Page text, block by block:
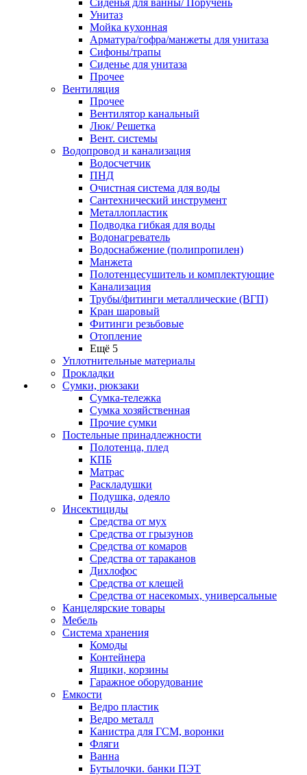
Сиденья для ванны/ Поручень
Унитаз
Мойка кухонная
Арматура/гофра/манжеты для унитаза
Сифоны/трапы
Сиденье для унитаза
Прочее
Вентиляция
Прочее
Вентилятор канальный
Люк/ Решетка
Вент. системы
Водопровод и канализация
Водосчетчик
ПНД
Очистная система для воды
Сантехнический инструмент
Металлопластик
Подводка гибкая для воды
Водонагреватель
Водоснабжение (полипропилен)
Манжета
Полотенцесушитель и комплектующие
Канализация
Трубы/фитинги металлические (ВГП)
Кран шаровый
Фитинги резьбовые
Отопление
Ещё 5
Уплотнительные материалы
Прокладки
Сумки, рюкзаки
Сумка-тележка
Сумка хозяйственная
Прочие сумки
Постельные принадлежности
Полотенца, плед
КПБ
Матрас
Раскладушки
Подушка, одеяло
Инсектициды
Средства от мух
Средства от грызунов
Средства от комаров
Средства от тараканов
Дихлофос
Средства от клещей
Средства от насекомых, универсальные
Канцелярские товары
Мебель
Система хранения
Комоды
Контейнера
Ящики, корзины
Гаражное оборудование
Емкости
Ведро пластик
Ведро металл
Канистра для ГСМ, воронки
Фляги
Ванна
Бутылочки. банки ПЭТ